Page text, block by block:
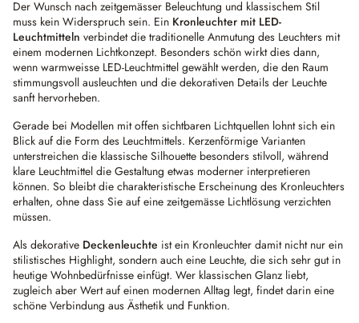
Der Wunsch nach zeitgemässer Beleuchtung und klassischem Stil
muss kein Widerspruch sein. Ein Kronleuchter mit LED-
Leuchtmitteln verbindet die traditionelle Anmutung des Leuchters mit
einem modernen Lichtkonzept. Besonders schön wirkt dies dann,
wenn warmweisse LED-Leuchtmittel gewählt werden, die den Raum
stimmungsvoll ausleuchten und die dekorativen Details der Leuchte
sanft hervorheben.
Gerade bei Modellen mit offen sichtbaren Lichtquellen lohnt sich ein
Blick auf die Form des Leuchtmittels. Kerzenförmige Varianten
unterstreichen die klassische Silhouette besonders stilvoll, während
klare Leuchtmittel die Gestaltung etwas moderner interpretieren
können. So bleibt die charakteristische Erscheinung des Kronleuchters
erhalten, ohne dass Sie auf eine zeitgemässe Lichtlösung verzichten
müssen.
Als dekorative Deckenleuchte ist ein Kronleuchter damit nicht nur ein
stilistisches Highlight, sondern auch eine Leuchte, die sich sehr gut in
heutige Wohnbedürfnisse einfügt. Wer klassischen Glanz liebt,
zugleich aber Wert auf einen modernen Alltag legt, findet darin eine
schöne Verbindung aus Ästhetik und Funktion.